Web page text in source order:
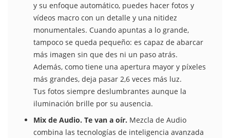
y su enfoque automático, puedes hacer fotos y
vídeos macro con un detalle y una nitidez
monumentales. Cuando apuntas a lo grande,
tampoco se queda pequeño: es capaz de abarcar
más imagen sin que des ni un paso atrás.
Además, como tiene una apertura mayor y píxeles
más grandes, deja pasar 2,6 veces más luz.
Tus fotos siempre deslumbrantes aunque la
iluminación brille por su ausencia.
Mix de Audio. Te van a oír. Mezcla de Audio
combina las tecnologías de inteligencia avanzada